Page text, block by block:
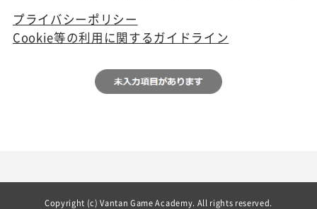
プライバシーポリシー
Cookie等の利用に関するガイドライン
Copyright (c) Vantan Game Academy. All rights reserved.